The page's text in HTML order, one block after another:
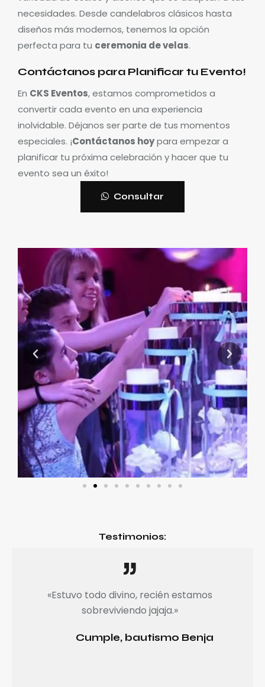
necesidades. Desde candelabros clásicos hasta
diseños más modernos, tenemos la opción
perfecta para tu ceremonia de velas.
Contáctanos para Planificar tu Evento!
En CKS Eventos, estamos comprometidos a
convertir cada evento en una experiencia
inolvidable. Déjanos ser parte de tus momentos
especiales. ¡Contáctanos hoypara empezar a
planificar tu próxima celebración y hacer que tu
evento sea un éxito!
Consultar
Testimonios:
«Estuvo todo divino, recién estamos
sobreviviendo jajaja.»
Cumple, bautismo Benja